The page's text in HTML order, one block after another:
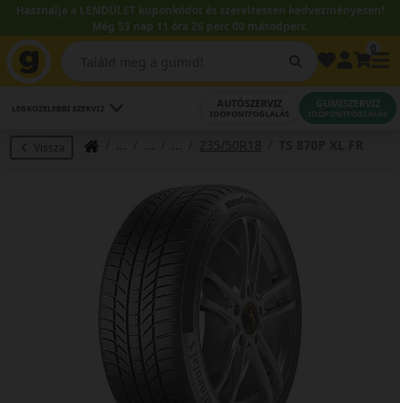
Használja a LENDÜLET kuponkódot és szereltessen kedvezményesen!
Még 53 nap 11 óra 25 perc 59 másodperc.
LEGKÖZELEBBI SZERVIZ AUTÓSZERVIZ
IDŐPONTFOGLALÁS
GUMISZERVIZ
IDŐPONTFOGLALÁS
Vissza 235/50R18